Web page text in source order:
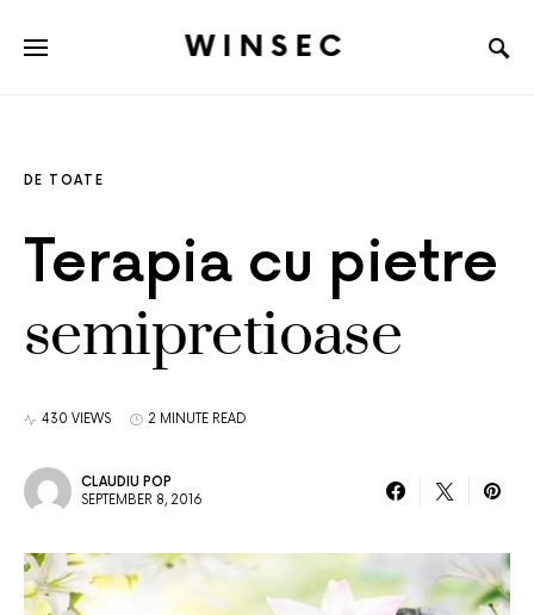
WINSEC
DE TOATE
Terapia cu pietre
semipretioase
430 VIEWS 2 MINUTE READ
CLAUDIU POP
SEPTEMBER 8, 2016